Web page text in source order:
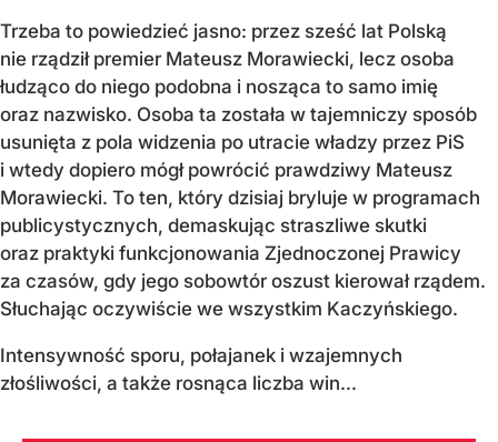
Trzeba to powiedzieć jasno: przez sześć lat Polską
nie rządził premier Mateusz Morawiecki, lecz osoba
łudząco do niego podobna i nosząca to samo imię
oraz nazwisko. Osoba ta została w tajemniczy sposób
usunięta z pola widzenia po utracie władzy przez PiS
i wtedy dopiero mógł powrócić prawdziwy Mateusz
Morawiecki. To ten, który dzisiaj bryluje w programach
publicystycznych, demaskując straszliwe skutki
oraz praktyki funkcjonowania Zjednoczonej Prawicy
za czasów, gdy jego sobowtór oszust kierował rządem.
Słuchając oczywiście we wszystkim Kaczyńskiego.
Intensywność sporu, połajanek i wzajemnych
złośliwości, a także rosnąca liczba win...